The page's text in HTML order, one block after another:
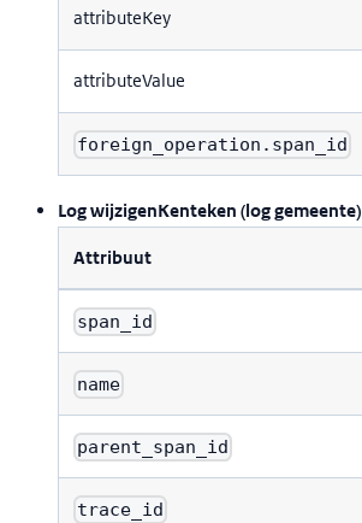
attributeKey
attributeValue
foreign_operation.span_id
Log wijzigenKenteken (log gemeente)
Attribuut
span_id
name
parent_span_id
trace_id